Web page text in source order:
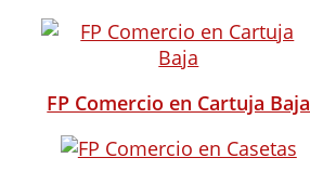
FP Comercio en Cartuja Baja